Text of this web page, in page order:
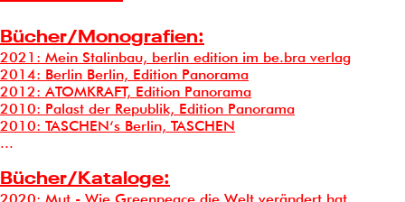
Bücher/Monografien:
2021: Mein Stalinbau, berlin edition im be.bra verlag
2014: Berlin Berlin, Edition Panorama
2012: ATOMKRAFT, Edition Panorama
2010: Palast der Republik, Edition Panorama
2010: TASCHEN‘s Berlin, TASCHEN
...
Bücher/Kataloge: